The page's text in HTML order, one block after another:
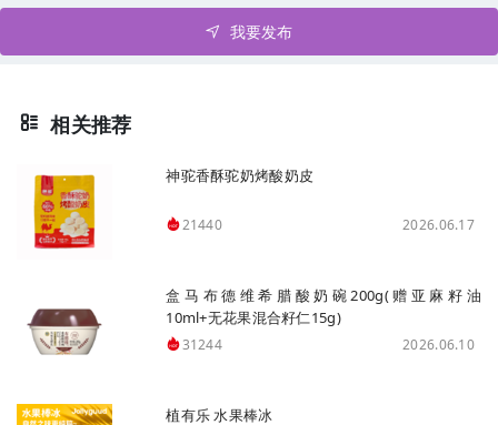
我要发布
相关推荐
神驼香酥驼奶烤酸奶皮
21440 2026.06.17
盒马布德维希腊酸奶碗200g(赠亚麻籽油
10ml+无花果混合籽仁15g)
31244 2026.06.10
植有乐 水果棒冰